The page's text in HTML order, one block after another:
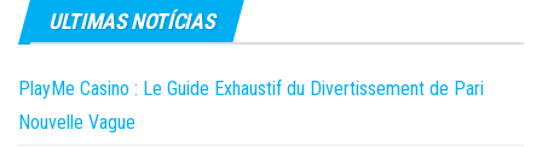
ULTIMAS NOTÍCIAS
PlayMe Casino : Le Guide Exhaustif du Divertissement de Pari
Nouvelle Vague